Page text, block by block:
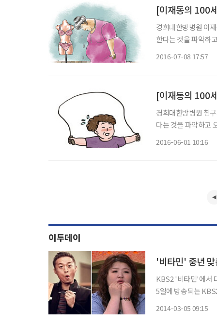
[이재동의 100
경희대한방병원 이
한다는 것을 파악하
2016-07-08 17:57
경희대한방병원 침
다는 것을 파악하고
2016-06-01 10:16
이투데이
'비타민' 중년
KBS2 '비타민'에서
5일에 방송되는
2014-03-05 09:15